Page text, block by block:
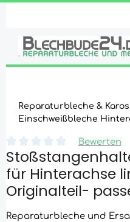
Reparaturbleche &
Einschweißbleche
Durchschnittliche
Bewerten
für Hinterachse
Originalteil-
Reparaturbleche und